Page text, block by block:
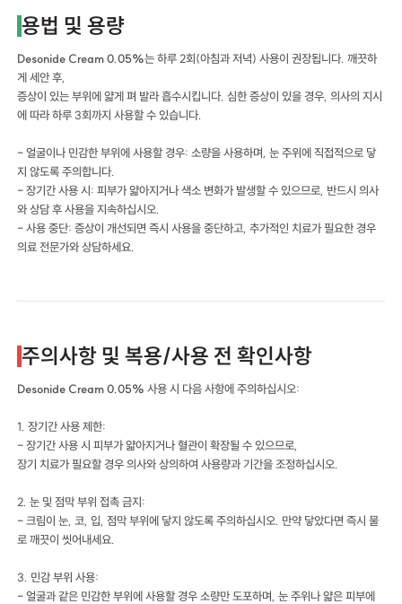
용법 및 용량
Desonide Cream 0.05%는 하루 2회(아침과 저녁) 사용이 권장됩니다. 깨끗하
게 세안 후,
증상이 있는 부위에 얇게 펴 발라 흡수시킵니다. 심한 증상이 있을 경우, 의사의 지시
에 따라 하루 3회까지 사용할 수 있습니다.
- 얼굴이나 민감한 부위에 사용할 경우: 소량을 사용하며, 눈 주위에 직접적으로 닿
지 않도록 주의합니다.
- 장기간 사용 시: 피부가 얇아지거나 색소 변화가 발생할 수 있으므로, 반드시 의사
와 상담 후 사용을 지속하십시오.
- 사용 중단: 증상이 개선되면 즉시 사용을 중단하고, 추가적인 치료가 필요한 경우
의료 전문가와 상담하세요.
주의사항 및 복용/사용 전 확인사항
Desonide Cream 0.05% 사용 시 다음 사항에 주의하십시오:
1. 장기간 사용 제한:
- 장기간 사용 시 피부가 얇아지거나 혈관이 확장될 수 있으므로,
장기 치료가 필요할 경우 의사와 상의하여 사용량과 기간을 조정하십시오.
2. 눈 및 점막 부위 접촉 금지:
- 크림이 눈, 코, 입, 점막 부위에 닿지 않도록 주의하십시오. 만약 닿았다면 즉시 물
로 깨끗이 씻어내세요.
3. 민감 부위 사용:
- 얼굴과 같은 민감한 부위에 사용할 경우 소량만 도포하며, 눈 주위나 얇은 피부에